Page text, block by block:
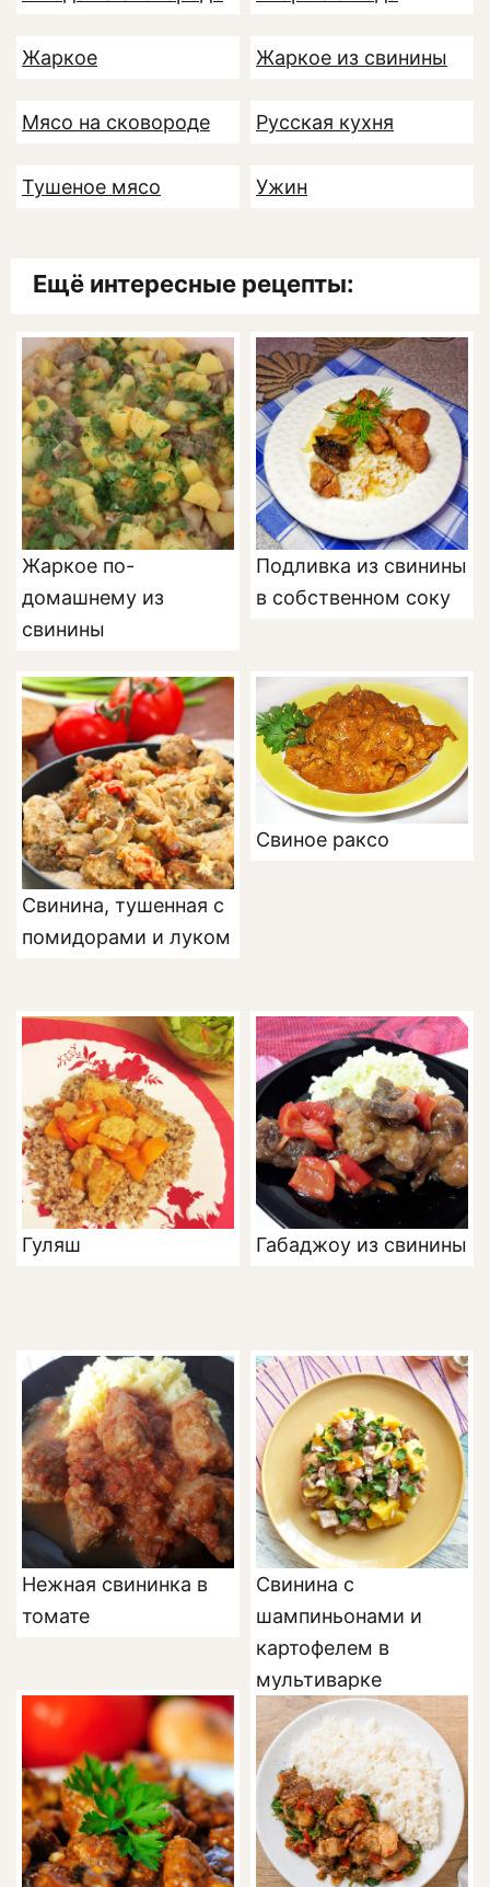
Жаркое Жаркое из свинины
Мясо на сковороде Русская кухня
Тушеное мясо Ужин
Ещё интересные рецепты:
Жаркое по-
домашнему из
свинины
Подливка из свинины
в собственном соку
Свинина, тушенная с
помидорами и луком
Свиное раксо
Гуляш Габаджоу из свинины
Нежная свининка в
томате
Свинина с
шампиньонами и
картофелем в
мультиварке